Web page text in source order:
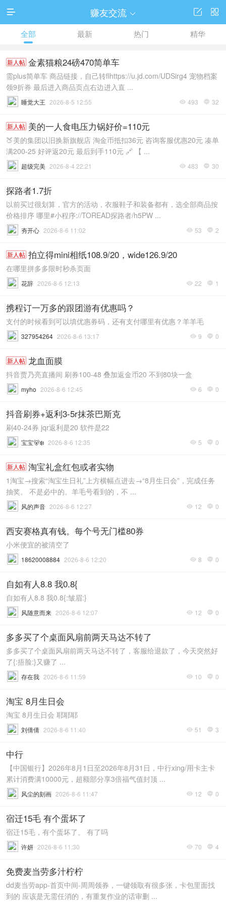
 赚友交流  

全部 最新 热门 精华
新人帖 金素猫粮24磅470简单车
需plus简单车 商品链接，自己转flhttps://u.jd.com/UDSirg4 宠物档案
领9折券 最后进入商品页点右边进入直 ...
 493  32
睡觉大王 2026-8-5 12:55
新人帖 美的一人食电压力锅好价=110元
🍑美的集团以旧换新旗舰店 淘金币抵扣36元 咨询客服优惠20元 凑单
满200-25 好评返20元 最后到手110元 🔗 【 ...
 483  30
超级完美 2026-8-4 22:21
探路者1.7折
以前买过很划算，官方的活动，衣服鞋子和装备都有，选全部商品按
价格排序 哪里#小程序://TOREAD探路者/h5PW ...
 53  2
夯开心 2026-8-6 11:02
新人帖 拍立得mini相纸108.9/20，wide126.9/20
在哪里拼多多限时秒杀页面
 22  1
花辞 2026-8-6 12:13
携程订一万多的跟团游有优惠吗？
支付的时候看到可以填优惠券码，还有支付哪里有优惠？羊羊毛
 9  0
327954264 2026-8-6 13:17
新人帖 龙血面膜
抖音贾乃亮直播间 刷券100-48 叠加返金币20 不到80块一盒
 6  0
myho 2026-8-6 12:45
抖音刷券+返利3-5r抹茶巴斯克
刷40-24券 jqr返利是20 软件是22
 5  0
宝宝🐻‍❄ 2026-8-6 12:35
新人帖 淘宝礼盒红包或者实物
1淘宝→搜索“淘宝生日礼”上方横幅点进去→“8月生日会”，完成任务
抽奖。 不是必中的。羊毛号看到的，不 ...
 12  0
风的声音 2026-8-6 12:27
西安赛格真有钱。每个号无门槛80券
小米便宜的被清空了
 8  0
18620008884 2026-8-6 12:20
自如有人8.8 我0.8{
自如有人8.8 我0.8{:皱眉:}
 12  0
风随意而来 2026-8-6 12:07
多多买了个桌面风扇前两天马达不转了
多多买了个桌面风扇前两天马达不转了，客服给退款了，今天突然好
了{:捂脸:}又赚了 ...
 10  0
存在我 2026-8-6 11:59
淘宝 8月生日会
淘宝 8月生日会 耶耶耶
 51  3
刘倩倩 2026-8-6 11:40
中行
【中国银行】2026年8月1日至2026年8月31日，中行xing/用卡主卡
累计消费满10000元，超额部分享3倍福气值封顶 ...
 12  0
风尘的刻画 2026-8-6 11:47
宿迁15毛 有个蛋坏了
宿迁15毛，有个蛋坏了。 有了吗
 70  4
许妍 2026-8-6 11:30
免费麦当劳多汁柠柠
dd麦当劳app-首页中间-周周领券，一键领取有很多张，卡包里面找
到的 应该是无需任消的，有重复作业的话审删 ...